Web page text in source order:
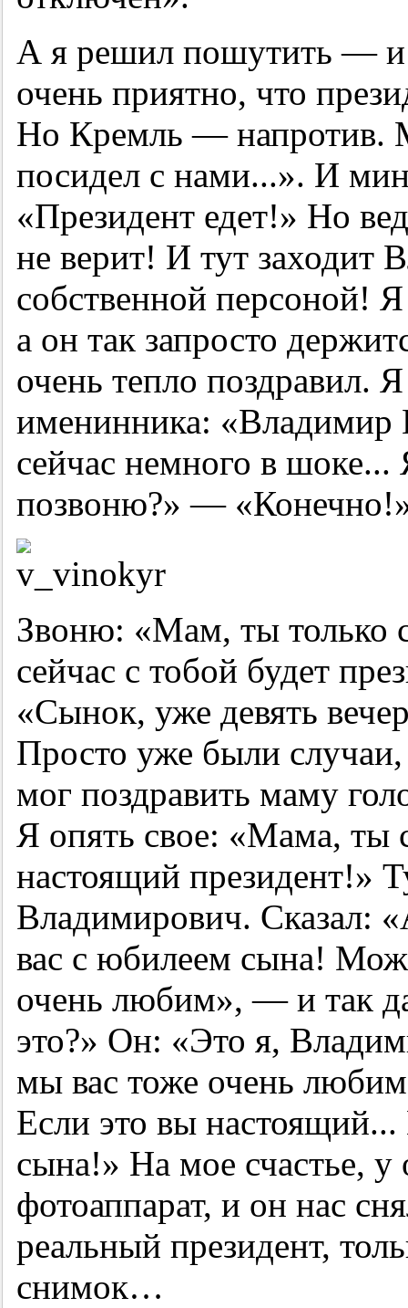
А я решил пошутить — и
очень приятно, что
Но Кремль — напротив.
посидел с нами...». И
«Президент едет!» Но
не верит! И тут
собственной персоной!
а он так запросто
очень тепло поздравил.
именинника: «Владимир
сейчас немного в
позвоню?» —
Звоню: «Мам, ты только
сейчас с тобой будет
«Сынок, уже девять
Просто уже были случаи,
мог поздравить маму
Я опять свое: «Мама, ты
настоящий президент!»
Владимирович. Сказал:
вас с юбилеем сына!
очень любим», — и так
это?» Он: «Это я,
мы вас тоже очень
Если это вы
сына!» На мое счастье, у
фотоаппарат, и он нас
реальный президент,
снимок…